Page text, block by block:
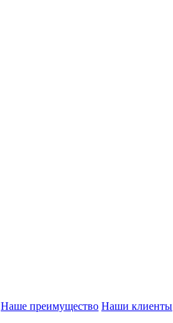
Наше преимущество Наши клиенты